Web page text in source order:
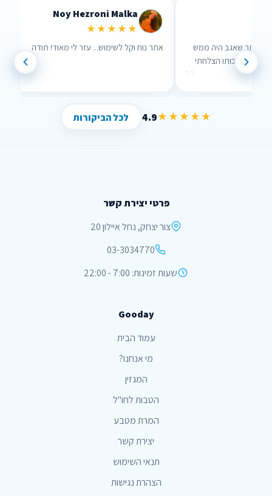
Lidor Levi
★★★★★
ערכתי השוואה דרך האתר שאגב היה ממש
”
שבאמת אכפת להם!
★★★★★
4.9 לכל הביקורות
פרטי יצירת קשר
צור יצחק, נחל איילון 20
03-3034770
שעות זמינות: 7:00 - 22:00
Gooday
עמוד הבית
מי אנחנו?
המגזין
הטבות לחו"ל
המרת מטבע
יצירת קשר
תנאי השימוש
הצהרת נגישות